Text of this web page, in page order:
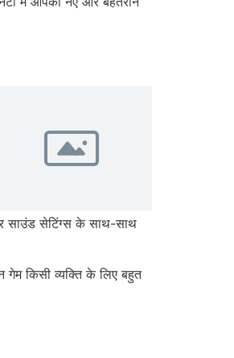
साउंड सेटिंग्स के साथ-साथ
किसी व्यक्ति के लिए बहुत